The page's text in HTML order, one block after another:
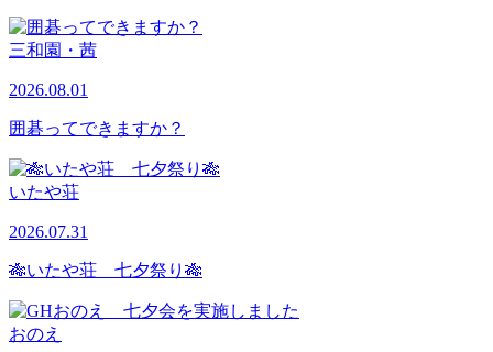
三和園・茜
2026.08.01
囲碁ってできますか？
いたや荘
2026.07.31
🎋いたや荘 七夕祭り🎋
おのえ